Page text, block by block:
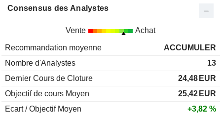
Consensus des Analystes
Vente Achat
Recommandation moyenne
ACCUMULER
Nombre d'Analystes
13
Dernier Cours de Cloture
24,48 EUR
Objectif de cours Moyen
25,42 EUR
Ecart / Objectif Moyen
+3,82 %